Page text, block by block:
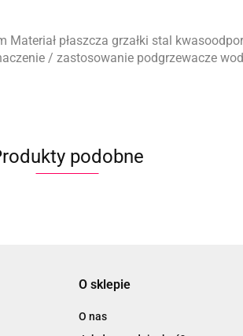
płaszcza grzałki stal
/ zastosowanie podgrzewacze
podobne
O sklepie
O nas